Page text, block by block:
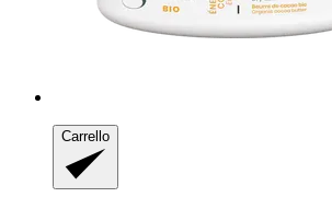
Carrello